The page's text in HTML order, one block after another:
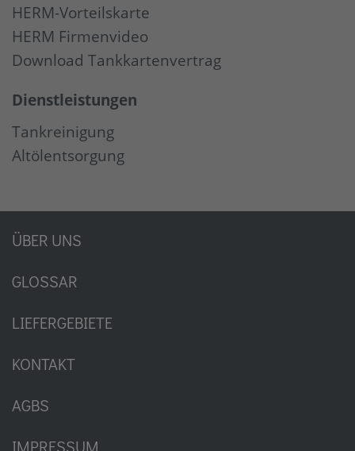
HERM-Vorteilskarte
HERM Firmenvideo
Download Tankkartenvertrag
Dienstleistungen
Tankreinigung
Altölentsorgung
ÜBER UNS
GLOSSAR
LIEFERGEBIETE
KONTAKT
AGBS
IMPRESSUM